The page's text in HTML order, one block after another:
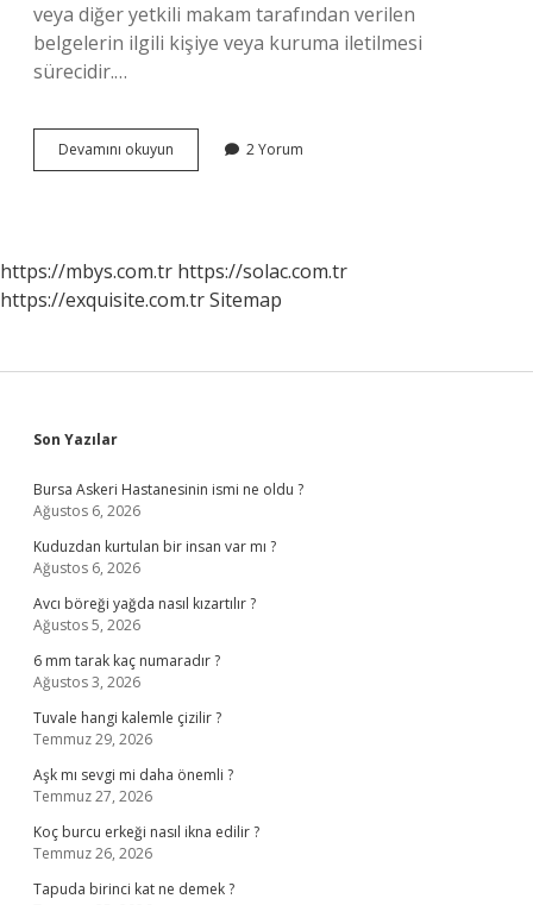
veya diğer yetkili makam tarafından verilen
belgelerin ilgili kişiye veya kuruma iletilmesi
sürecidir.…
Devamını okuyun
Durumlarda
2 Yorum
https://mbys.com.tr https://solac.com.tr
https://exquisite.com.trSitemap
Sidebar
Son Yazılar
Bursa Askeri Hastanesinin ismi ne oldu ?
Ağustos 6, 2026
Kuduzdan kurtulan bir insan var mı ?
Ağustos 6, 2026
Avcı böreği yağda nasıl kızartılır ?
Ağustos 5, 2026
6 mm tarak kaç numaradır ?
Ağustos 3, 2026
Tuvale hangi kalemle çizilir ?
Temmuz 29, 2026
Aşk mı sevgi mi daha önemli ?
Temmuz 27, 2026
Koç burcu erkeği nasıl ikna edilir ?
Temmuz 26, 2026
Tapuda birinci kat ne demek ?